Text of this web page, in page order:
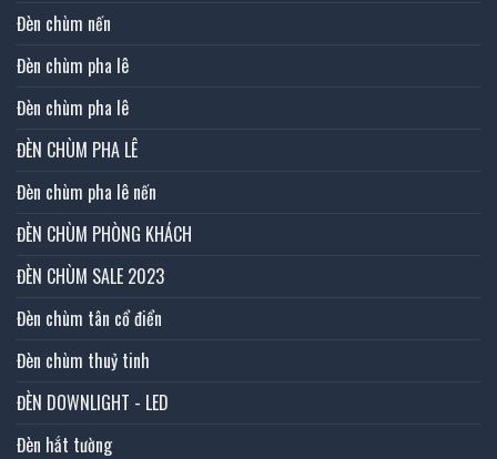
Đèn chùm nến
Đèn chùm pha lê
Đèn chùm pha lê
ĐÈN CHÙM PHA LÊ
Đèn chùm pha lê nến
ĐÈN CHÙM PHÒNG KHÁCH
ĐÈN CHÙM SALE 2023
Đèn chùm tân cổ điển
Đèn chùm thuỷ tinh
ĐÈN DOWNLIGHT - LED
Đèn hắt tường